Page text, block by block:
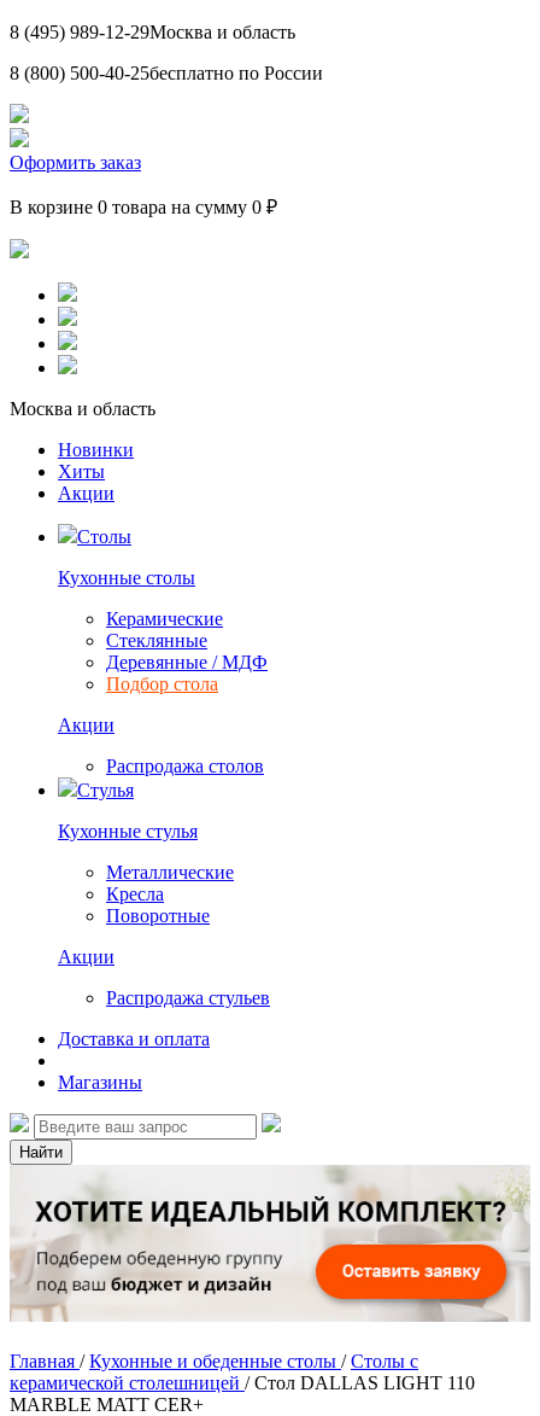
8 (495) 989-12-29Москва и область
8 (800) 500-40-25бесплатно по России
Оформить заказ
В корзине 0 товара на сумму 0 ₽
Москва и область
Новинки
Хиты
Акции
Столы
Кухонные столы
Керамические
Стеклянные
Деревянные / МДФ
Подбор стола
Акции
Распродажа столов
Стулья
Кухонные стулья
Металлические
Кресла
Поворотные
Акции
Распродажа стульев
Доставка и оплата
Магазины
Найти
Главная / Кухонные и обеденные столы / Столы с
керамической столешницей / Стол DALLAS LIGHT 110
MARBLE MATT CER+